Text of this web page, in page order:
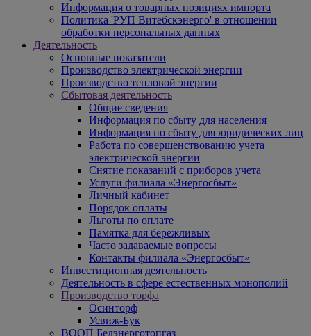
Информация о товарных позициях импорта
Политика 'РУП Витебскэнерго' в отношении
обработки персональных данных
Деятельность
Основные показатели
Производство электрической энергии
Производство тепловой энергии
Сбытовая деятельность
Общие сведения
Информация по сбыту для населения
Информация по сбыту для юридических лиц
Работа по совершенствованию учета
электрической энергии
Снятие показаний с приборов учета
Услуги филиала «Энергосбыт»
Личный кабинет
Порядок оплаты
Льготы по оплате
Памятка для бережливых
Часто задаваемые вопросы
Контакты филиала «Энергосбыт»
Инвестиционная деятельность
Деятельность в сфере естественных монополий
Производство торфа
Осинторф
Усвиж-Бук
ВООП Белэнерготопгаз